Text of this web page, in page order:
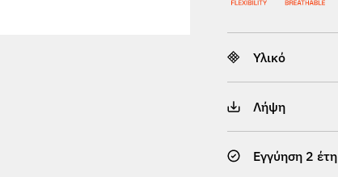
Υλικό
Λήψη
Εγγύηση 2 έτη